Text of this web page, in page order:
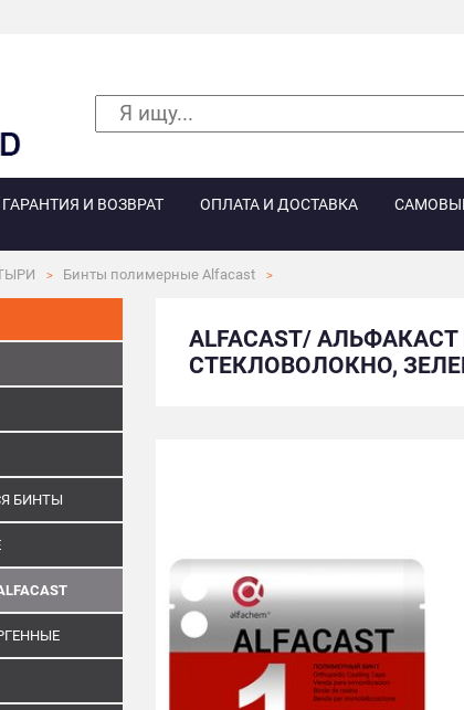
ГАРАНТИЯ И ВОЗВРАТ ОПЛАТА И ДОСТАВКА
Бинты полимерные Alfacast
БИНТЫ
ALFACAST/
СТЕКЛОВОЛОКНО,